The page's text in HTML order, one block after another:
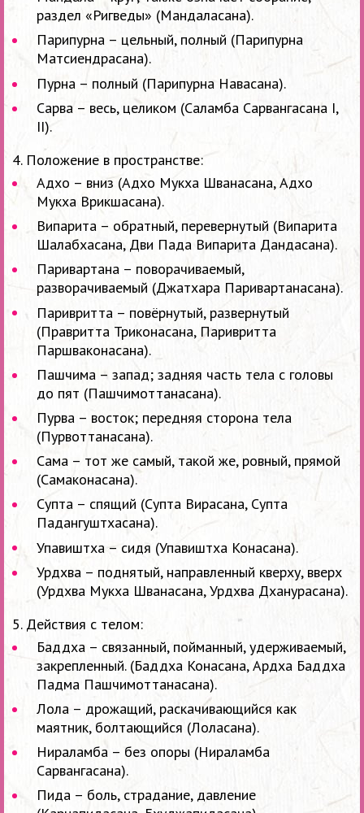
раздел «Ригведы» (Мандаласана).
Парипурна – цельный, полный (Парипурна
Матсиендрасана).
Пурна – полный (Парипурна Навасана).
Сарва – весь, целиком (Саламба Сарвангасана I,
II).
4. Положение в пространстве:
Адхо – вниз (Адхо Мукха Шванасана, Адхо
Мукха Врикшасана).
Випарита – обратный, перевернутый (Випарита
Шалабхасана, Дви Пада Випарита Дандасана).
Паривартана – поворачиваемый,
разворачиваемый (Джатхара Паривартанасана).
Паривритта – повёрнутый, развернутый
(Правритта Триконасана, Паривритта
Паршваконасана).
Пашчима – запад; задняя часть тела с головы
до пят (Пашчимоттанасана).
Пурва – восток; передняя сторона тела
(Пурвоттанасана).
Сама – тот же самый, такой же, ровный, прямой
(Самаконасана).
Супта – спящий (Супта Вирасана, Супта
Падангуштхасана).
Упавиштха – сидя (Упавиштха Конасана).
Урдхва – поднятый, направленный кверху, вверх
(Урдхва Мукха Шванасана, Урдхва Дханурасана).
5. Действия с телом:
Баддха – связанный, пойманный, удерживаемый,
закрепленный. (Баддха Конасана, Ардха Баддха
Падма Пашчимоттанасана).
Лола – дрожащий, раскачивающийся как
маятник, болтающийся (Лоласана).
Нираламба – без опоры (Нираламба
Сарвангасана).
Пида – боль, страдание, давление